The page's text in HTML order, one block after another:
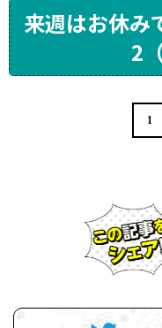
来週はお休み
2
1